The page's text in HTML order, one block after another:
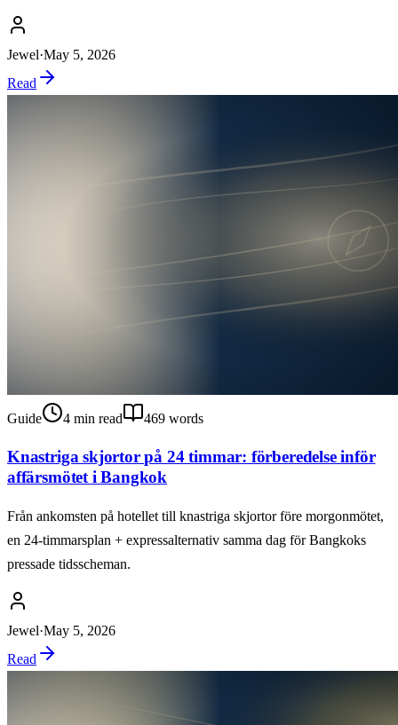
Jewel·May 5, 2026
Read
Guide 4 min read 469 words
Knastriga skjortor på 24 timmar: förberedelse inför
affärsmötet i Bangkok
Från ankomsten på hotellet till knastriga skjortor före morgonmötet,
en 24-timmarsplan + expressalternativ samma dag för Bangkoks
pressade tidsscheman.
Jewel·May 5, 2026
Read